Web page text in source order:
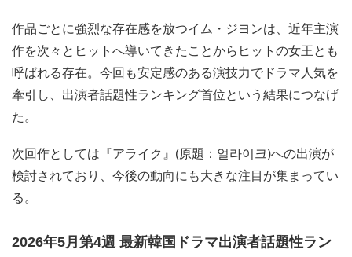
作品ごとに強烈な存在感を放つイム・ジヨンは、近年主演
作を次々とヒットへ導いてきたことからヒットの女王とも
呼ばれる存在。今回も安定感のある演技力でドラマ人気を
牽引し、出演者話題性ランキング首位という結果につなげ
た。
次回作としては『アライク』(原題：얼라이크)への出演が
検討されており、今後の動向にも大きな注目が集まってい
る。
2026年5月第4週 最新韓国ドラマ出演者話題性ラン